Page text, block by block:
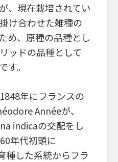
、現在栽培されてい
け合わせた雑種の
め、原種の品種とし
ッドの品種として
す。
年にフランスの
Annéeが、
indicaの交配をし
年代初頭に
種した系統からフラ